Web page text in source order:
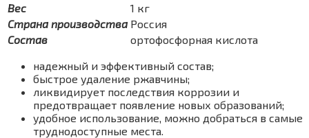
Вес
1 кг
Страна производства Россия
Состав
ортофосфорная кислота
надежный и эффективный состав;
быстрое удаление ржавчины;
ликвидирует последствия коррозии и
предотвращает появление новых образований;
удобное использование, можно добраться в самые
труднодоступные места.